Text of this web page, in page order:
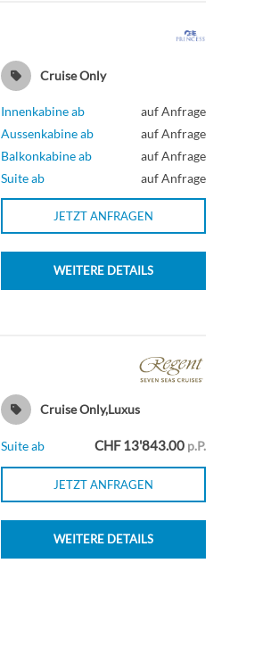
Cruise Only
Innenkabine ab
auf Anfrage
Aussenkabine ab
auf Anfrage
Balkonkabine ab
auf Anfrage
Suite ab
auf Anfrage
JETZT ANFRAGEN
WEITERE DETAILS
Cruise Only,Luxus
Suite ab CHF 13'843.00 p.P.
JETZT ANFRAGEN
WEITERE DETAILS